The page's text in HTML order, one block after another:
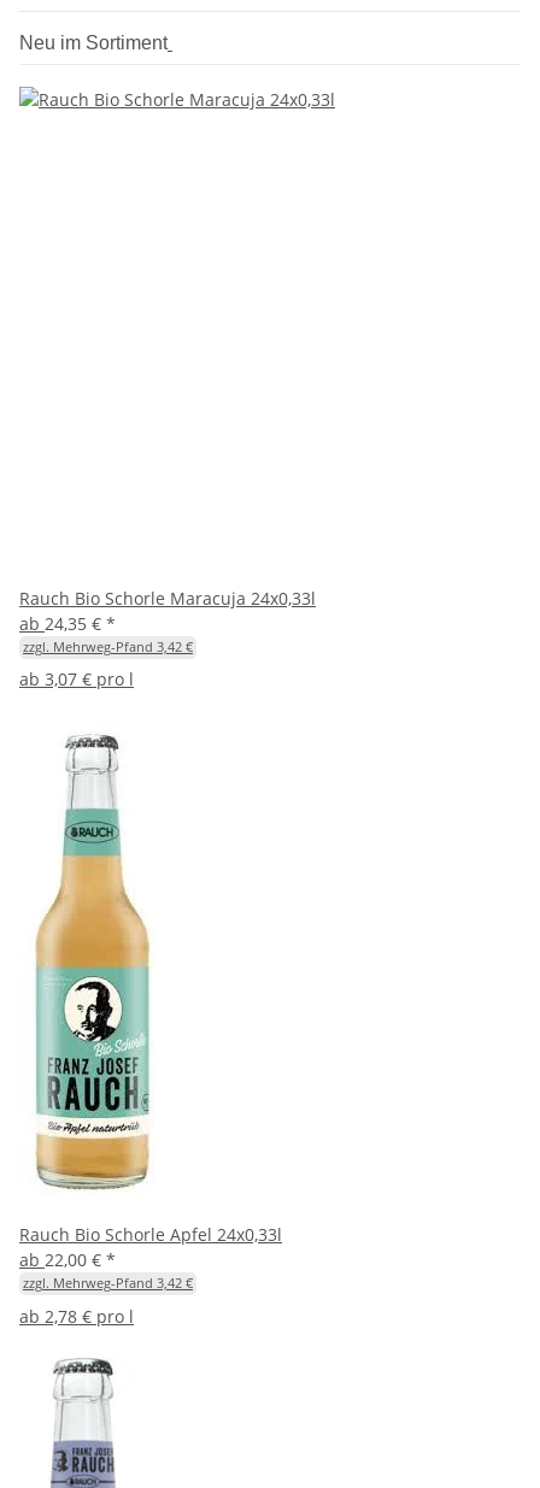
Neu im Sortiment
Rauch Bio Schorle Maracuja 24x0,33l
ab 24,35 € *
zzgl. Mehrweg-Pfand 3,42 €
ab 3,07 € pro l
Rauch Bio Schorle Apfel 24x0,33l
ab 22,00 € *
zzgl. Mehrweg-Pfand 3,42 €
ab 2,78 € pro l